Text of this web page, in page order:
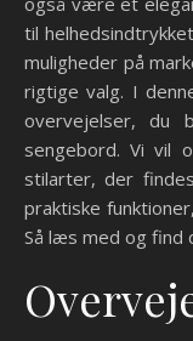
til
muligheder på
rigtige valg. I
overvejelser,
sengebord. Vi vil
stilarter, der
praktiske
Så læs med og find